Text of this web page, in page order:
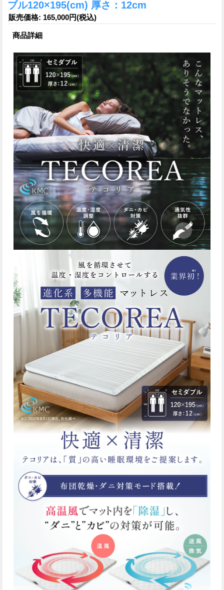
ブル120×195(cm) 厚さ：12cm
販売価格: 165,000円(税込)
商品詳細